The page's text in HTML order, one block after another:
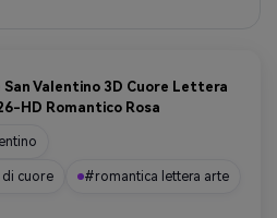
Valentino 3D Cuore Lettera
HD Romantico Rosa
cuore #romantica lettera arte